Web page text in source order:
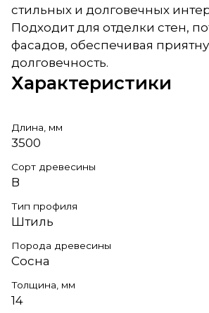
стильных и долговечных
Подходит для отделки стен,
фасадов, обеспечивая
долговечность.
Характеристики
Длина, мм
3500
Сорт древесины
В
Тип профиля
Штиль
Порода древесины
Сосна
Толщина, мм
14